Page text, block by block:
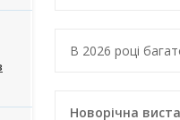
В 2026 році
Новорічна